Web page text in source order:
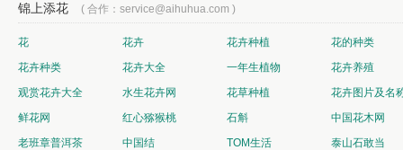
锦上添花 ( 合作：service@aihuhua.com )
花 花卉 花卉种植
花的种类
花卉种类
花卉大全 一年生植物
花卉养殖
观赏花卉大全
水生花卉网 花草种植
花卉图片及名
鲜花网
红心猕猴桃 石斛
中国花木网
老班章普洱茶
中国结 TOM生活 泰山石敢当